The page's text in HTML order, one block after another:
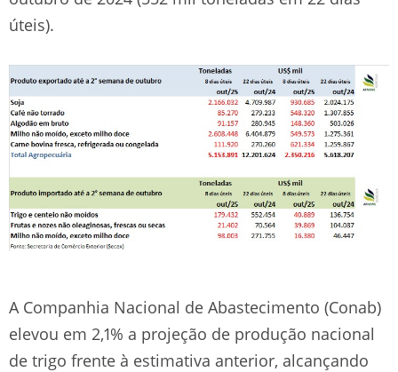
úteis).
A Companhia Nacional de Abastecimento (Conab)
elevou em 2,1% a projeção de produção nacional
de trigo frente à estimativa anterior, alcançando